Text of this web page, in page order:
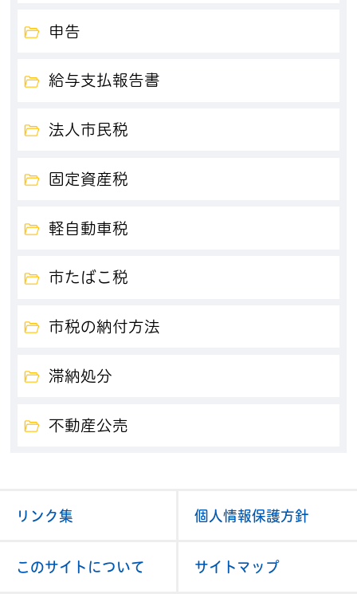
申告
給与支払報告書
法人市民税
固定資産税
軽自動車税
市たばこ税
市税の納付方法
滞納処分
不動産公売
リンク集 個人情報保護方針
このサイトについて サイトマップ